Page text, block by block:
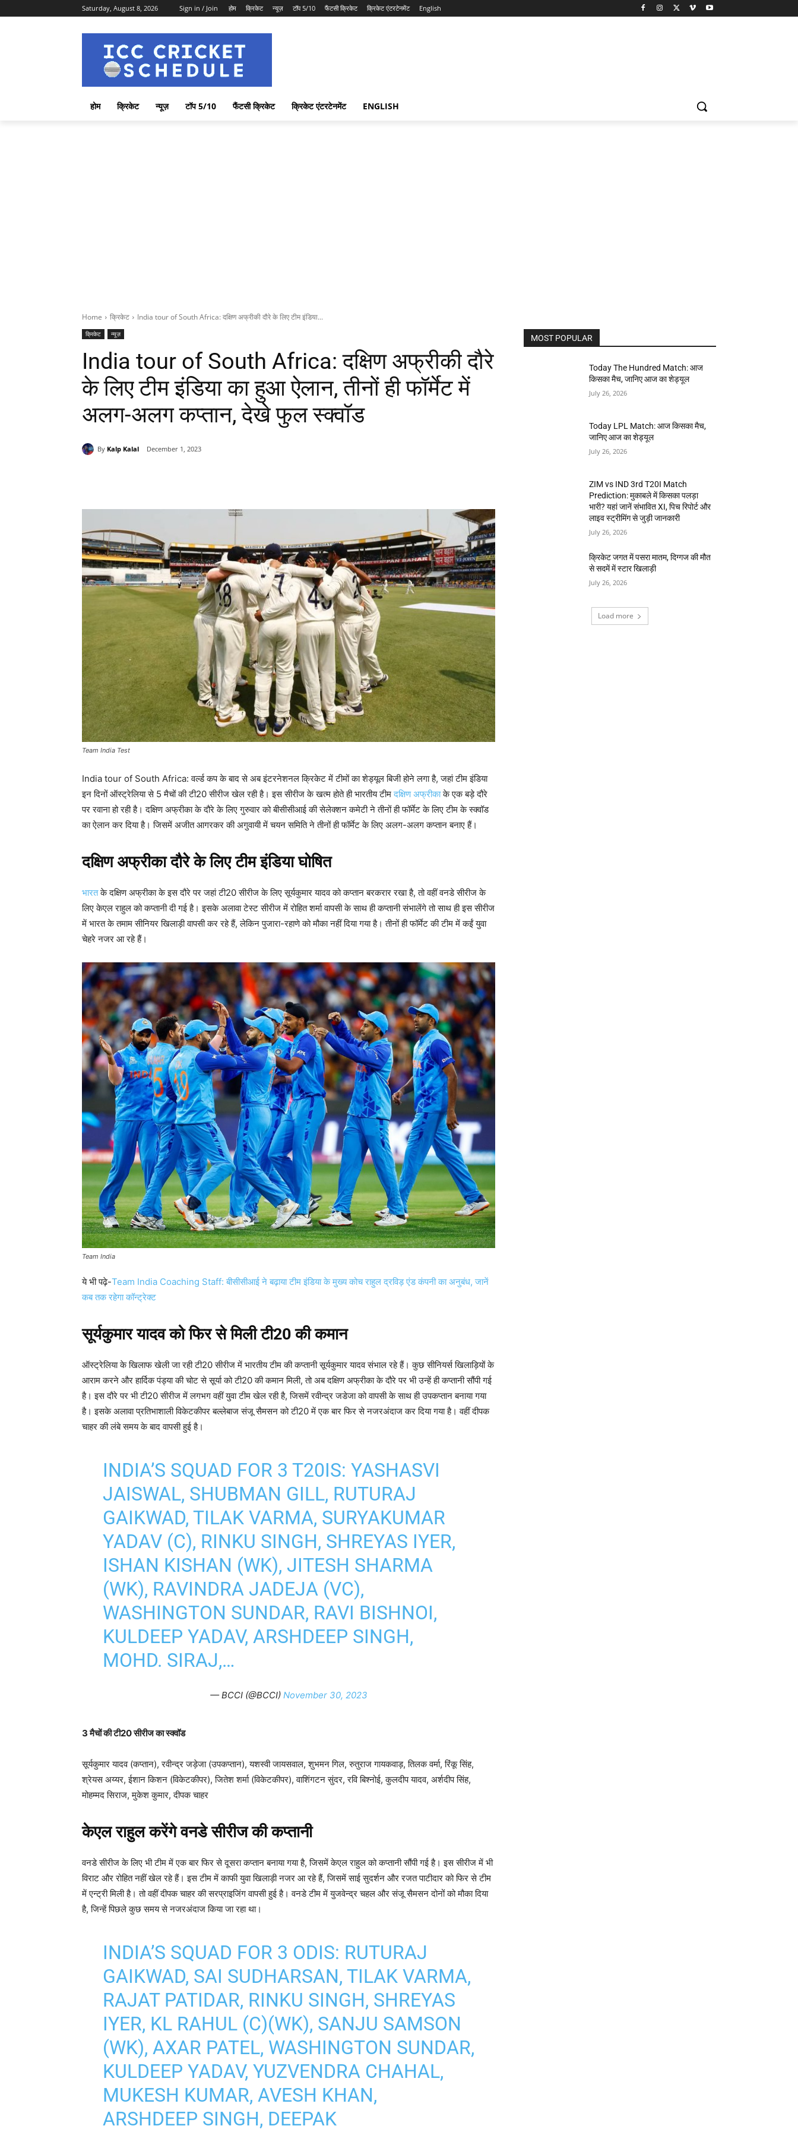
Saturday, August 8, 2026 Sign in / Join होम क्रिकेट न्यूज़ टॉप 5/10 फैंटसी क्रिकेट क्रिकेट एंटरटेनमेंट English
होम क्रिकेट न्यूज़ टॉप 5/10 फैंटसी क्रिकेट क्रिकेट एंटरटेनमेंट ENGLISH
Home क्रिकेट India tour of South Africa: दक्षिण अफ्रीकी दौरे के लिए टीम इंडिया...
क्रिकेट न्यूज़
India tour of South Africa: दक्षिण अफ्रीकी दौरे
के लिए टीम इंडिया का हुआ ऐलान, तीनों ही फॉर्मेट में
अलग-अलग कप्तान, देखे फुल स्क्वॉड
By Kalp Kalal December 1, 2023
Team India Test
India tour of South Africa: वर्ल्ड कप के बाद से अब इंटरनेशनल क्रिकेट में टीमों का शेड्यूल बिजी होने लगा है, जहां टीम इंडिया
इन दिनों ऑस्ट्रेलिया से 5 मैचों की टी20 सीरीज खेल रही है। इस सीरीज के खत्म होते ही भारतीय टीमदक्षिण अफ्रीकाके एक बड़े दौरे
पर रवाना हो रही है। दक्षिण अफ्रीका के दौरे के लिए गुरुवार को बीसीसीआई की सेलेक्शन कमेटी ने तीनों ही फॉर्मेट के लिए टीम के स्क्वॉड
का ऐलान कर दिया है। जिसमें अजीत आगरकर की अगुवायी में चयन समिति ने तीनों ही फॉर्मेट के लिए अलग-अलग कप्तान बनाए हैं।
दक्षिण अफ्रीका दौरे के लिए टीम इंडिया घोषित
भारतके दक्षिण अफ्रीका के इस दौरे पर जहां टी20 सीरीज के लिए सूर्यकुमार यादव को कप्तान बरकरार रखा है, तो वहीं वनडे सीरीज के
लिए केएल राहुल को कप्तानी दी गई है। इसके अलावा टेस्ट सीरीज में रोहित शर्मा वापसी के साथ ही कप्तानी संभालेंगे तो साथ ही इस सीरीज
में भारत के तमाम सीनियर खिलाड़ी वापसी कर रहे हैं, लेकिन पुजारा-रहाणे को मौका नहीं दिया गया है। तीनों ही फॉर्मेट की टीम में कईं युवा
चेहरे नजर आ रहे हैं।
Team India
ये भी पढ़े-Team India Coaching Staff: बीसीसीआई ने बढ़ाया टीम इंडिया के मुख्य कोच राहुल द्रविड़ एंड कंपनी का अनुबंध, जानें
कब तक रहेगा कॉन्ट्रेक्ट
सूर्यकुमार यादव को फिर से मिली टी20 की कमान
ऑस्ट्रेलिया के खिलाफ खेली जा रही टी20 सीरीज में भारतीय टीम की कप्तानी सूर्यकुमार यादव संभाल रहे हैं। कुछ सीनियर्स खिलाड़ियों के
आराम करने और हार्दिक पंड्या की चोट से सूर्या को टी20 की कमान मिली, तो अब दक्षिण अफ्रीका के दौरे पर भी उन्हें ही कप्तानी सौंपी गई
है। इस दौरे पर भी टी20 सीरीज में लगभग वहीं युवा टीम खेल रही है, जिसमें रवीन्द्र जडेजा को वापसी के साथ ही उपकप्तान बनाया गया
है। इसके अलावा प्रतिभाशाली विकेटकीपर बल्लेबाज संजू सैमसन को टी20 में एक बार फिर से नजरअंदाज कर दिया गया है। वहीं दीपक
चाहर की लंबे समय के बाद वापसी हुई है।
INDIA’S SQUAD FOR 3 T20IS: YASHASVI
JAISWAL, SHUBMAN GILL, RUTURAJ
GAIKWAD, TILAK VARMA, SURYAKUMAR
YADAV (C), RINKU SINGH, SHREYAS IYER,
ISHAN KISHAN (WK), JITESH SHARMA
(WK), RAVINDRA JADEJA (VC),
WASHINGTON SUNDAR, RAVI BISHNOI,
KULDEEP YADAV, ARSHDEEP SINGH,
MOHD. SIRAJ,…
— BCCI (@BCCI) November 30, 2023
3 मैचों की टी20 सीरीज का स्क्वॉड
सूर्यकुमार यादव (कप्तान), रवीन्द्र जड़ेजा (उपकप्तान), यशस्वी जायसवाल, शुभमन गिल, रुतुराज गायकवाड़, तिलक वर्मा, रिंकू सिंह,
श्रेयस अय्यर, ईशान किशन (विकेटकीपर), जितेश शर्मा (विकेटकीपर), वाशिंगटन सुंदर, रवि बिश्नोई, कुलदीप यादव, अर्शदीप सिंह,
मोहम्मद सिराज, मुकेश कुमार, दीपक चाहर
केएल राहुल करेंगे वनडे सीरीज की कप्तानी
वनडे सीरीज के लिए भी टीम में एक बार फिर से दूसरा कप्तान बनाया गया है, जिसमें केएल राहुल को कप्तानी सौंपी गई है। इस सीरीज में भी
विराट और रोहित नहीं खेल रहे हैं। इस टीम में काफी युवा खिलाड़ी नजर आ रहे हैं, जिसमें साई सुदर्शन और रजत पाटीदार को फिर से टीम
में एन्ट्री मिली है। तो वहीं दीपक चाहर की सरप्राइजिंग वापसी हुई है। वनडे टीम में युजवेन्द्र चहल और संजू सैमसन दोनों को मौका दिया
है, जिन्हें पिछले कुछ समय से नजरअंदाज किया जा रहा था।
INDIA’S SQUAD FOR 3 ODIS: RUTURAJ
GAIKWAD, SAI SUDHARSAN, TILAK VARMA,
RAJAT PATIDAR, RINKU SINGH, SHREYAS
IYER, KL RAHUL (C)(WK), SANJU SAMSON
(WK), AXAR PATEL, WASHINGTON SUNDAR,
KULDEEP YADAV, YUZVENDRA CHAHAL,
MUKESH KUMAR, AVESH KHAN,
ARSHDEEP SINGH, DEEPAK
MOST POPULAR
Today The Hundred Match: आज
किसका मैच, जानिए आज का शेड्यूल
July 26, 2026
Today LPL Match: आज किसका मैच,
जानिए आज का शेड्यूल
July 26, 2026
ZIM vs IND 3rd T20I Match
Prediction: मुकाबले में किसका पलड़ा
भारी? यहां जानें संभावित XI, पिच रिपोर्ट और
लाइव स्ट्रीमिंग से जुड़ी जानकारी
July 26, 2026
क्रिकेट जगत में पसरा मातम, दिग्गज की मौत
से सदमें में स्टार खिलाड़ी
July 26, 2026
Load more